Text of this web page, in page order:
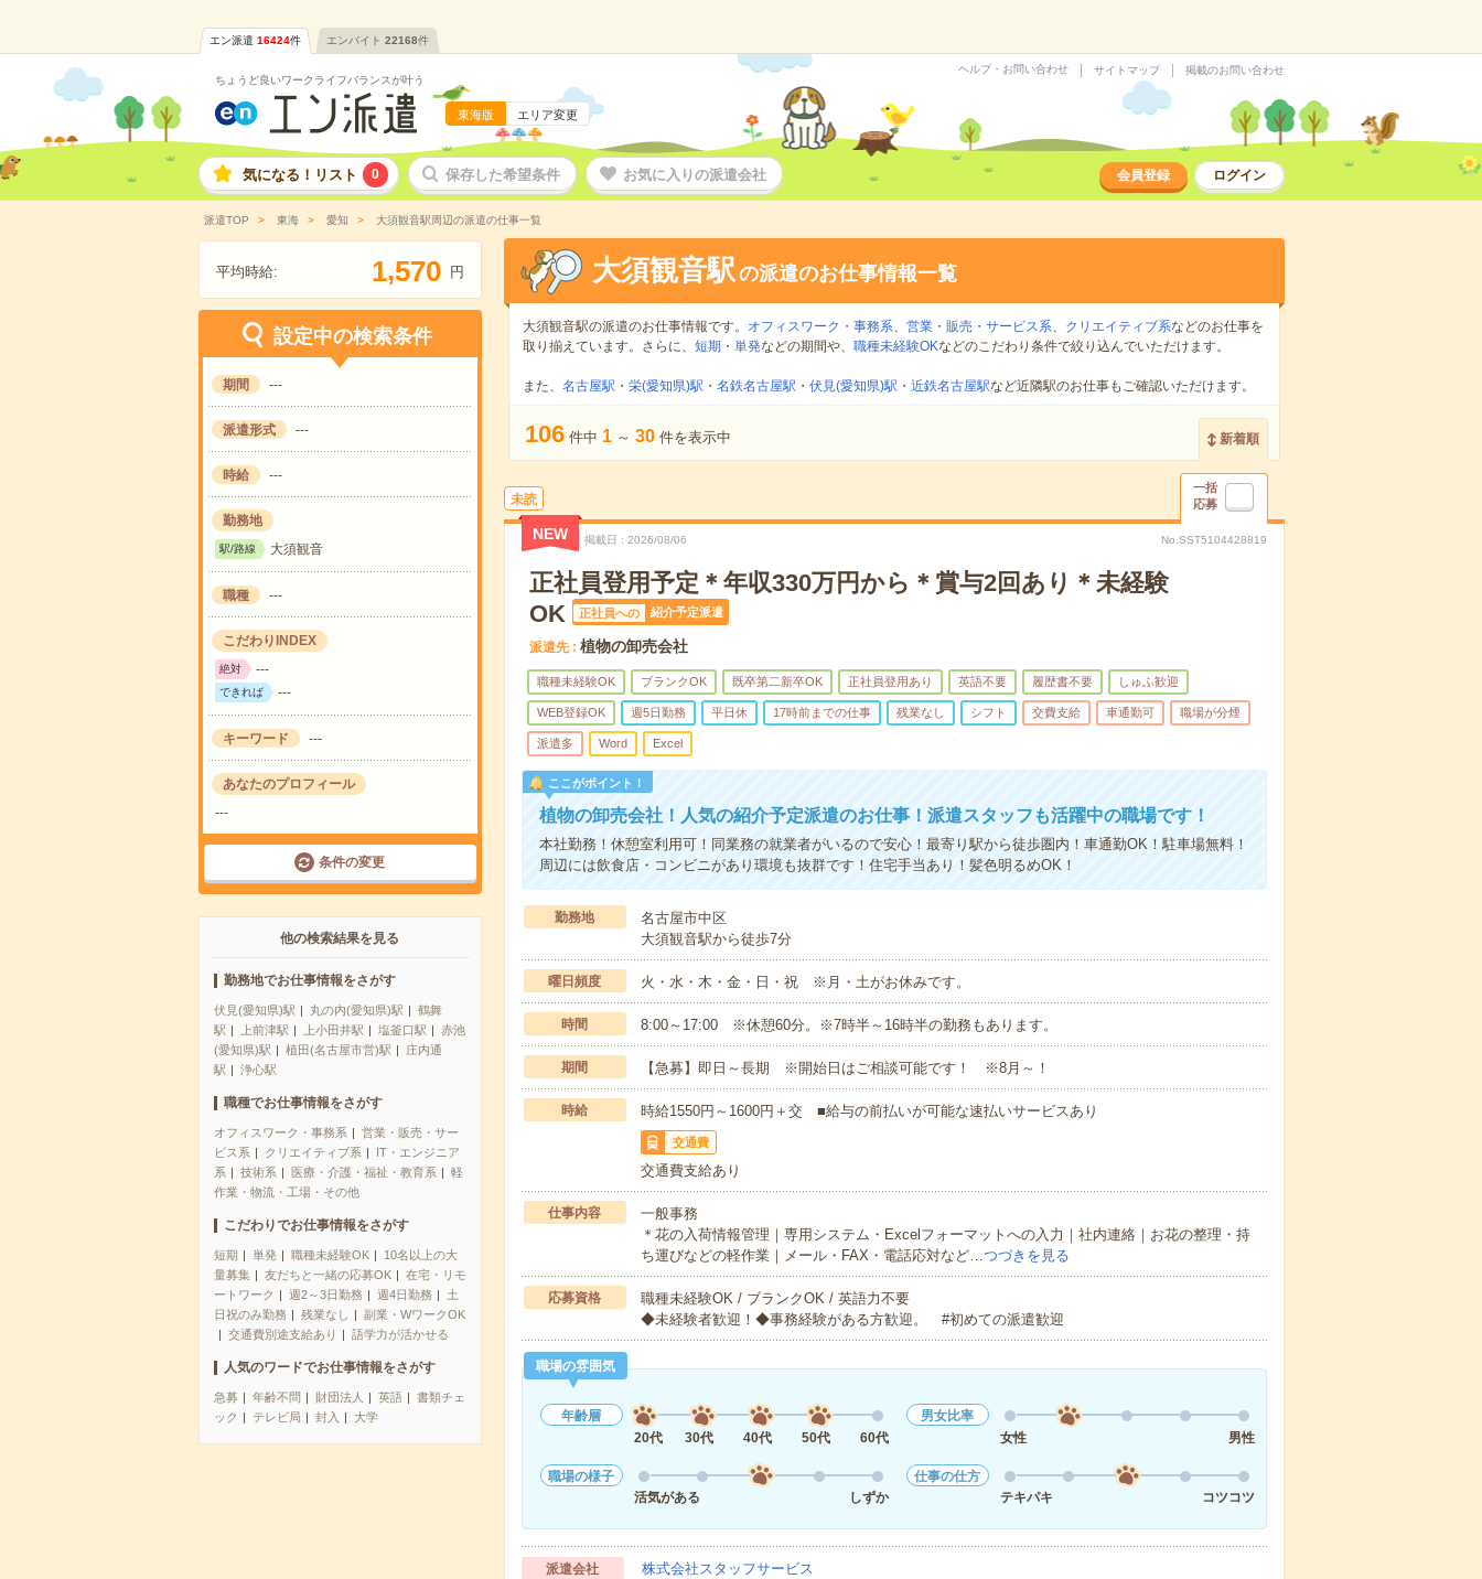
エン派遣 16424件 エンバイト 22168件
ちょうど良いワークライフバランスが叶う
東海版 エリア変更
ヘルプ・お問い合わせ サイトマップ 掲載のお問い合わせ
気になる！リスト 0 保存した希望条件 お気に入りの派遣会社 会員登録 ログイン
派遣TOP 東海 愛知 大須観音駅周辺の派遣の仕事一覧
平均時給: 1,570 円
設定中の検索条件
期間 ---
派遣形式 ---
時給 ---
勤務地
駅/路線 大須観音
職種 ---
こだわりINDEX
絶対 ---
できれば ---
キーワード ---
あなたのプロフィール
---
条件の変更
他の検索結果を見る
勤務地でお仕事情報をさがす
伏見(愛知県)駅 丸の内(愛知県)駅
鶴舞
駅
上前津駅 上小田井駅 塩釜口駅
赤池
(愛知県)駅
植田(名古屋市営)駅
庄内通
駅
浄心駅
職種でお仕事情報をさがす
オフィスワーク・事務系
営業・販売・サー
ビス系
クリエイティブ系
IT・エンジニア
系
技術系 医療・介護・福祉・教育系
軽
作業・物流・工場・その他
こだわりでお仕事情報をさがす
短期 単発 職種未経験OK
10名以上の大
量募集
友だちと一緒の応募OK
在宅・リモ
ートワーク
週2～3日勤務 週4日勤務
土
日祝のみ勤務
残業なし
副業・WワークOK
交通費別途支給あり
語学力が活かせる
人気のワードでお仕事情報をさがす
急募 年齢不問 財団法人 英語
書類チェ
ック
テレビ局 封入 大学
大須観音駅の派遣のお仕事情報一覧
大須観音駅の派遣のお仕事情報です。 オフィスワーク・事務系、 営業・販売・サービス系、 クリエイティブ系などのお仕事を
取り揃えています。さらに、 短期 ・ 単発などの期間や、 職種未経験OKなどのこだわり条件で絞り込んでいただけます。
また、 名古屋駅 ・ 栄(愛知県)駅 ・ 名鉄名古屋駅 ・ 伏見(愛知県)駅 ・ 近鉄名古屋駅など近隣駅のお仕事もご確認いただけます。
106 件中 1 ～ 30 件を表示中 新着順
未読
一括
応募
NEW 掲載日 2026/08/06 No.SST5104428819
正社員登用予定＊年収330万円から＊賞与2回あり＊未経験
OK
正社員への 紹介予定派遣
派遣先 植物の卸売会社
職種未経験OK ブランクOK 既卒第二新卒OK 正社員登用あり 英語不要 履歴書不要 しゅふ歓迎
WEB登録OK 週5日勤務 平日休 17時前までの仕事 残業なし シフト 交費支給 車通勤可 職場が分煙
派遣多 Word Excel
ここがポイント！
植物の卸売会社！人気の紹介予定派遣のお仕事！派遣スタッフも活躍中の職場です！
本社勤務！休憩室利用可！同業務の就業者がいるので安心！最寄り駅から徒歩圏内！車通勤OK！駐車場無料！
周辺には飲食店・コンビニがあり環境も抜群です！住宅手当あり！髪色明るめOK！
勤務地
名古屋市中区
大須観音駅から徒歩7分
曜日頻度 火・水・木・金・日・祝 ※月・土がお休みです。
時間 8:00～17:00 ※休憩60分。※7時半～16時半の勤務もあります。
期間 【急募】即日～長期 ※開始日はご相談可能です！ ※8月～！
時給 時給1550円～1600円＋交 ■給与の前払いが可能な速払いサービスあり
交通費
交通費支給あり
仕事内容
一般事務
＊花の入荷情報管理｜専用システム・Excelフォーマットへの入力｜社内連絡｜お花の整理・持
ち運びなどの軽作業｜メール・FAX・電話応対など…つづきを見る
応募資格
職種未経験OK / ブランクOK / 英語力不要
◆未経験者歓迎！◆事務経験がある方歓迎。 #初めての派遣歓迎
職場の雰囲気
年齢層
20代
30代 40代 50代 60代
男女比率
女性
男性
職場の様子
活気がある
しずか
仕事の仕方
テキパキ
コツコツ
派遣会社 株式会社スタッフサービス